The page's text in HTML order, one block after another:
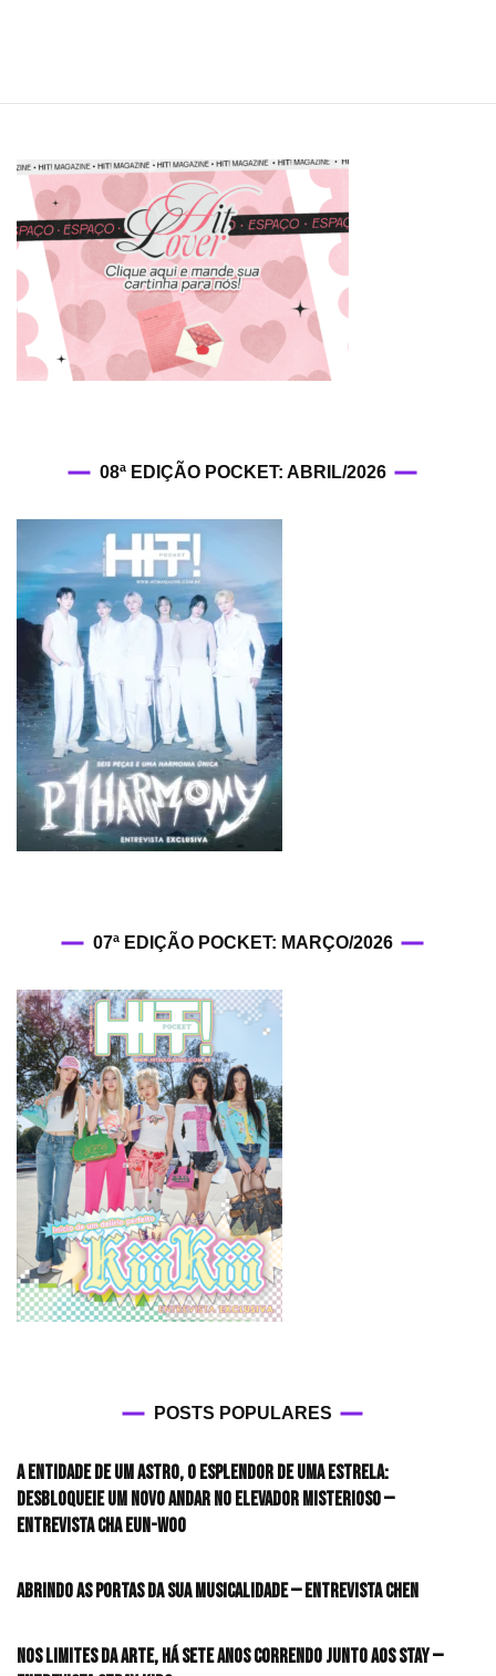
vencedor
08ª EDIÇÃO POCKET: ABRIL/2026
07ª EDIÇÃO POCKET: MARÇO/2026
POSTS POPULARES
A entidade de um astro, o esplendor de uma estrela:
desbloqueie um novo andar no elevador misterioso —
Entrevista CHA EUN-WOO
Abrindo as portas da sua musicalidade — Entrevista CHEN
Nos limites da arte, há sete anos correndo junto aos STAY —